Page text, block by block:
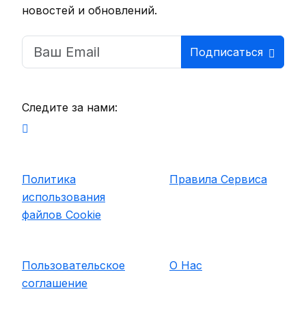
новостей и обновлений.
Подписаться
Следите за нами:
Политика
использования
файлов Cookie
Правила Сервиса
Пользовательское
соглашение
О Нас